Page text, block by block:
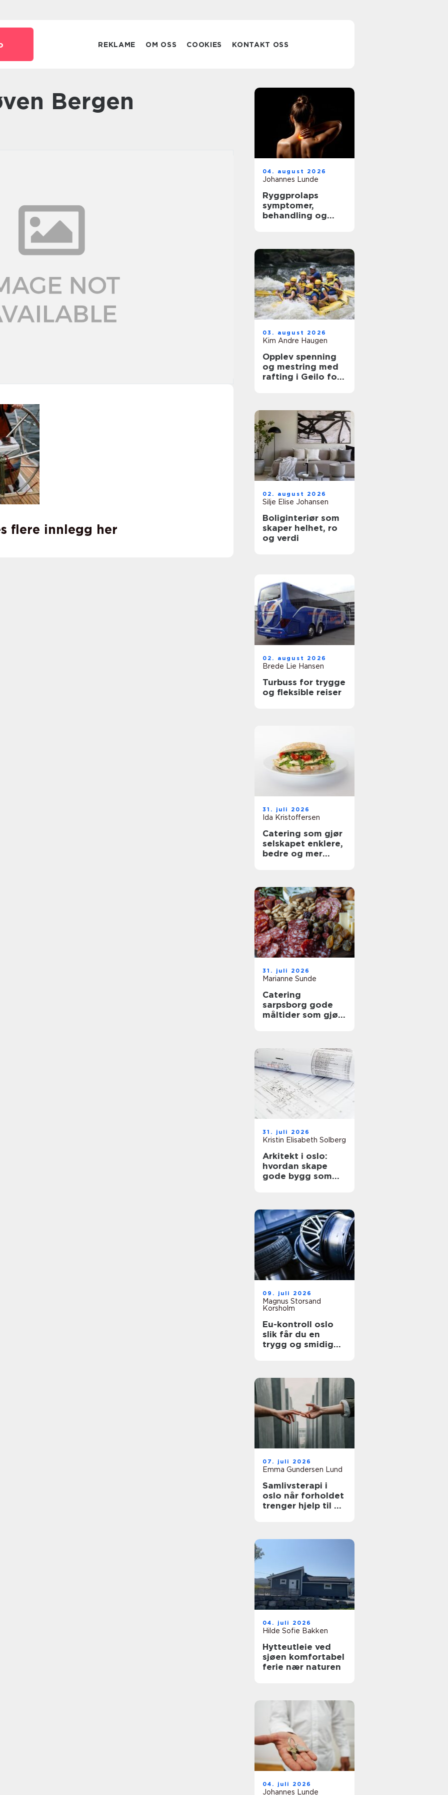
REKLAME OM OSS COOKIES KONTAKT OSS
Bergen
flere innlegg her
04. august 2026
Johannes Lunde
Ryggprolaps
symptomer,
behandling og
03. august 2026
Kim Andre Haugen
Opplev spenning
og mestring med
rafting i Geilo for
02. august 2026
Silje Elise Johansen
Boliginteriør som
skaper helhet, ro
og verdi
02. august 2026
Brede Lie Hansen
Turbuss for trygge
og fleksible reiser
31. juli 2026
Ida Kristoffersen
Catering som gjør
selskapet enklere,
bedre og mer
31. juli 2026
Marianne Sunde
Catering
sarpsborg gode
måltider som gjør
31. juli 2026
Kristin Elisabeth Solberg
Arkitekt i oslo:
hvordan skape
gode bygg som
09. juli 2026
Magnus Storsand
Korsholm
Eu-kontroll oslo
slik får du en
trygg og smidig
07. juli 2026
Emma Gundersen Lund
Samlivsterapi i
oslo når forholdet
trenger hjelp til å
04. juli 2026
Hilde Sofie Bakken
Hytteutleie ved
sjøen komfortabel
ferie nær naturen
04. juli 2026
Johannes Lunde